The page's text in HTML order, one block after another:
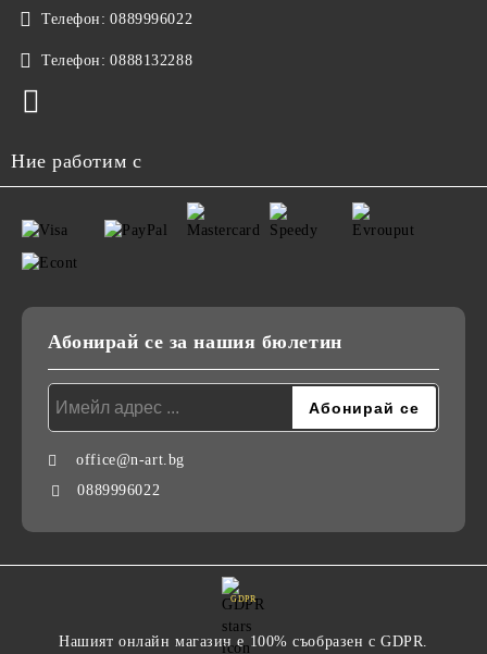
Телефон: 0889996022
Телефон: 0888132288
Ние работим с
Абонирай се за нашия бюлетин
office@n-art.bg
0889996022
GDPR
Нашият онлайн магазин е 100% съобразен с GDPR.